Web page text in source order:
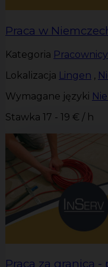
Praca w
Kategoria
Lokalizacja Lingen ,
Wymagane języki
Stawka 17 - 19 € / h
Praca za granicą